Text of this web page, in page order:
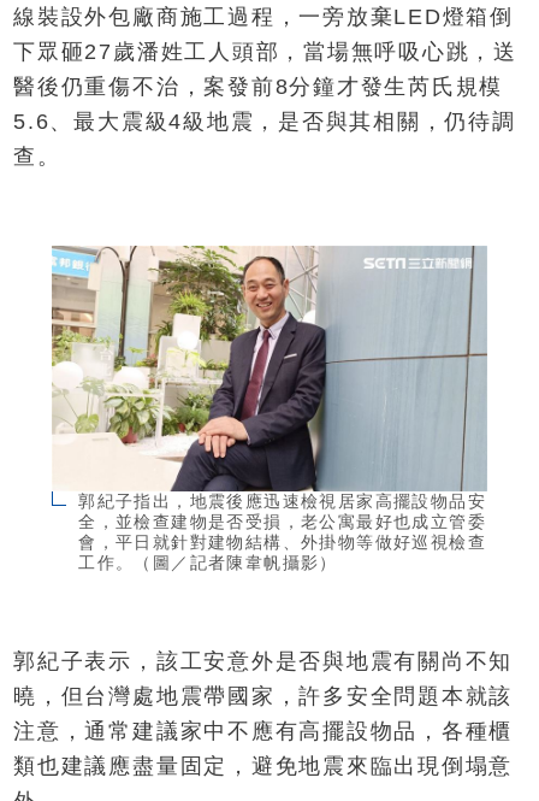
線裝設外包廠商施工過程，一旁放棄LED燈箱倒
下眾砸27歲潘姓工人頭部，當場無呼吸心跳，送
醫後仍重傷不治，案發前8分鐘才發生芮氏規模
5.6、最大震級4級地震，是否與其相關，仍待調
查。
郭紀子指出，地震後應迅速檢視居家高擺設物品安
全，並檢查建物是否受損，老公寓最好也成立管委
會，平日就針對建物結構、外掛物等做好巡視檢查
工作。（圖／記者陳韋帆攝影）
郭紀子表示，該工安意外是否與地震有關尚不知
曉，但台灣處地震帶國家，許多安全問題本就該
注意，通常建議家中不應有高擺設物品，各種櫃
類也建議應盡量固定，避免地震來臨出現倒塌意